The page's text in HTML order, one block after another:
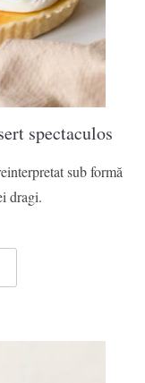
spectaculos
sub formă
dragi.